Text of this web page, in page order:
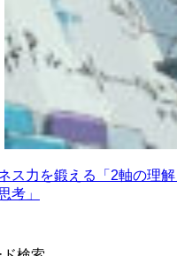
ス力を鍛える「2軸の理
考」